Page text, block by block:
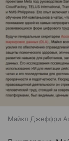
Майкл Джеффри